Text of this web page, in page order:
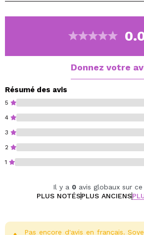
Donnez votre
Résumé des avis
5
4
3
2
1
Il y a 0avis globaux sur
PLUS NOTÉSPLUS ANCIENS
Pas encore d'avis en français.